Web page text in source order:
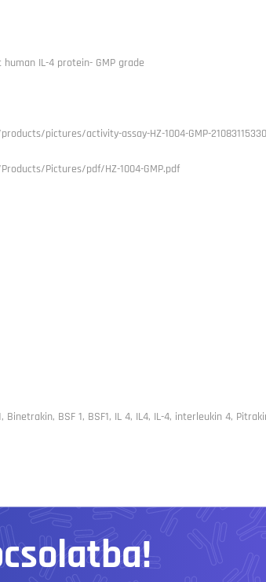
IL-4 protein- GMP grade
pictures/activity-assay-HZ-1004-GMP-
Pictures/pdf/HZ-1004-GMP.pdf
BSF 1, BSF1, IL 4, IL4, IL-4, interleukin 4,